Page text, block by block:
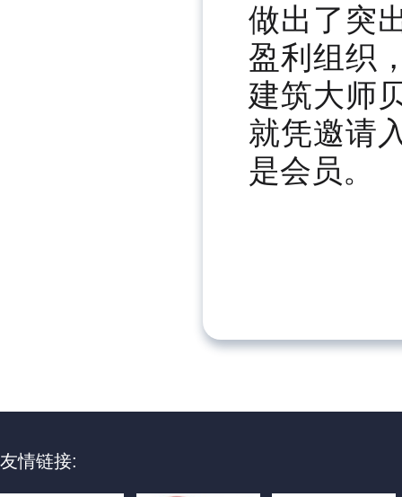
做出了突
盈利组织
建筑大师
就凭邀请
是会员。
友情链接: